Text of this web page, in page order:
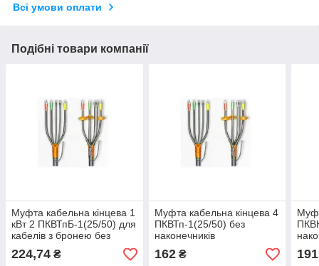
Всі умови оплати
Подібні товари компанії
Муфта кабельна кінцева 1
кВт 2 ПКВТпБ-1(25/50) для
кабелів з бронею без
наконечників
224,74 ₴
Муфта кабельна кінцева 4
ПКВТп-1(25/50) без
наконечників
162₴ 191